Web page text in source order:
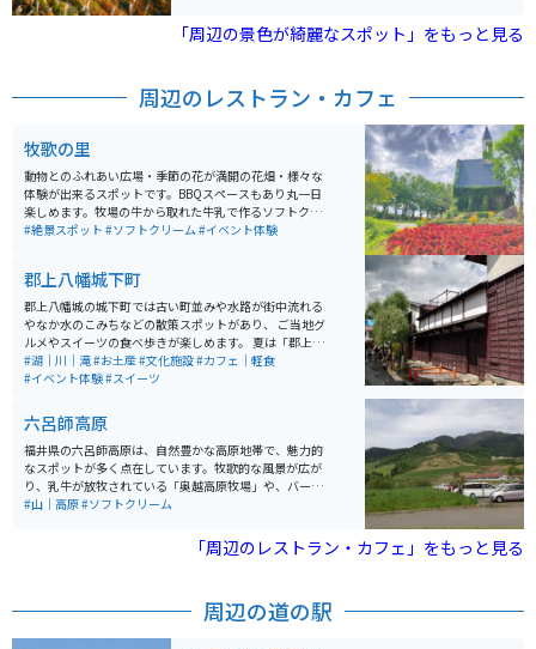
す。 最初に目を引く「しりたか滝」は絹のように白く美
しい流れが特徴で、運が良ければ滝の中程で虹を見るこ
急峻な岩壁から流れ落ちる水しぶきが特徴で、さらに上
でなく立山、穂高岳、乗鞍岳といった北アルプスの山々
が360度のパノラマとして広がっています。 ルート上に
は「白川郷展望台」や「白山展望台」などの眺望スポッ
トもあり、ドライブ中には季節によって変わる美しい風
景を楽しむことができます。特に、10月上旬から下旬に
かけての紅葉の時期は最高です。展望台や休憩施設もあ
り、ゆっくりと周囲の風景を眺めたり軽食を楽しみなが
ら休憩できたりします。 白川郷展望台は最近整備された
ので、真新しい木造の展望デッキからは白川郷の一帯が
一望でき、早朝に行けば眼下に広がる雲海も見られるそ
うです。ちょっと前まではコース途中にある小さな駐車
場に車を停め、山を下りて「親谷の湯」という露天風呂
に浸かることが出来ましたが、今は源泉の不足により利
用できない状態です。 この道路は昭和52年に有料道路と
して開始され、2015年度から「白山スーパー林道」から
「白山白川郷ホワイトロード」へと名前が変更されまし
た。その際に料金も値下げされ、より多くの人々に気軽
にドライブを楽しんでもらうようになりました。 満載の
ドライブコースですが、注意点としては基本的に山道で
すので、道が曲がりくねり前方の視認性が悪くなること
が多いので、スピードは抑え目で走りましょう。また、
落石が発生する恐れがあるエリアもありますので、そこ
ではすぐに回避行動が取れるよう慎重な運転を心がけま
しょう。 営業時間は7：00～18：00です。料金は軽自動
で詳細は公式HPをご覧ください。
「周辺の景色が綺麗なスポット」をもっと見る
周辺のレストラン・カフェ
牧歌の里
動物とのふれあい広場・季節の花が満開の花畑・様々な
体験が出来るスポットです。BBQスペースもあり丸一日
楽しめます。牧場の牛から取れた牛乳で作るソフトクリ
ームは絶品なので、ぜひ一度食べてみてほしいです。
#絶景スポット #ソフトクリーム#イベント体験
郡上八幡城下町
郡上八幡城の城下町では古い町並みや水路が街中流れる
やなか水のこみちなどの散策スポットがあり、 ご当地グ
ルメやスイーツの食べ歩きが楽しめます。 夏は「郡上お
どり」で有名な盆踊りの徹夜踊りが行われます。また、
食品サンプル体験なども楽しめます。 近くを流れる「吉
町・郡上八幡の発展を支えてきました。かつては天然の
堀として機能し、取水された島谷用水は防火や生活用水
として利用されるなど、独自の水文化を育んでいます。
宮ヶ瀬橋からはアユやアマゴ、サツキマスなどの川魚を
観察でき、夏には郡上おどりとともに、釣りや川遊びを
楽しむ人々で賑わいます。新橋から川へ飛び込む名物ジ
#湖｜川｜滝#お土産#文化施設#カフェ｜軽食
#イベント体験#スイーツ
六呂師高原
福井県の六呂師高原は、自然豊かな高原地帯で、魅力的
なスポットが多く点在しています。牧歌的な風景が広が
り、乳牛が放牧されている「奥越高原牧場」や、バーベ
キューを楽しめる「円山公園」などがあります。複数人
前」が人気です。レストランもあり、ソフトクリームが
絶品です。六呂師高原スキーパークでは、夏季シーズン
保湿や美肌効果のある温泉を楽しむことができます。夜
#山｜高原#ソフトクリーム
「周辺のレストラン・カフェ」をもっと見る
周辺の道の駅